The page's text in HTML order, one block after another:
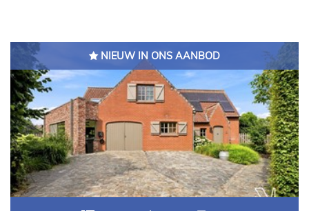
NIEUW IN ONS AANBOD